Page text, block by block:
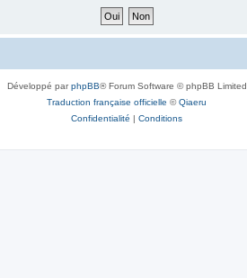
Développé parphpBB® Forum Software © phpBB Limited
Traduction française officielle ©Qiaeru
Confidentialité | Conditions